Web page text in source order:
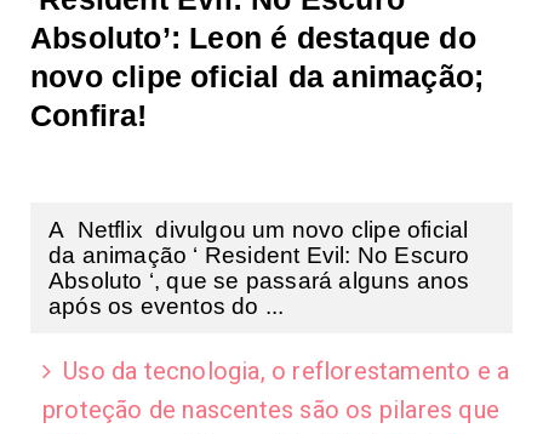
Absoluto’: Leon é destaque do
novo clipe oficial da animação;
Confira!
A Netflix divulgou um novo clipe oficial
da animação ‘ Resident Evil: No Escuro
Absoluto ‘, que se passará alguns anos
após os eventos do ...
Uso da tecnologia, o reflorestamento e a
proteção de nascentes são os pilares que